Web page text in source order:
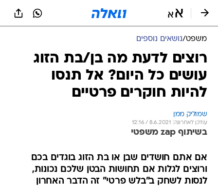
משפט/נושאים נוספים
רוצים לדעת מה בן/בת הזוג
עושים כל היום? אל תנסו
להיות חוקרים פרטיים
שמוליק ממן
עודכן לאחרונה: 8.6.2021 / 12:16
בשיתוף zap משפטי
אם אתם חושדים שבן או בת הזוג בוגדים בכם
ורוצים לגלות אם תחושות הבטן שלכם נכונות,
לנסות לשחק ב"בלש פרטי" זה הדבר האחרון